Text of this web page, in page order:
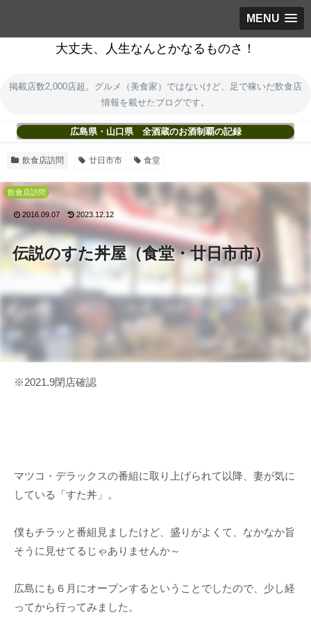
MENU
大丈夫、人生なんとかなるものさ！
掲載店数2,000店超。グルメ（美食家）ではないけど、足で稼いだ飲食店
情報を載せたブログです。
広島県・山口県 全酒蔵のお酒制覇の記録
飲食店訪問 廿日市市 食堂
伝説のすた丼屋（食堂・廿日市市）
飲食店訪問
2016.09.07 2023.12.12
※2021.9閉店確認
マツコ・デラックスの番組に取り上げられて以降、妻が気に
している「すた丼」。
僕もチラッと番組見ましたけど、盛りがよくて、なかなか旨
そうに見せてるじゃありませんか～
広島にも６月にオープンするということでしたので、少し経
ってから行ってみました。